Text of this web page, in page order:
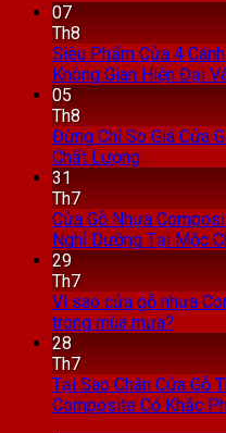
07
Th8
Siêu Phẩm Cửa 4
Không Gian Hiện Đại
05
Th8
Đừng Chỉ So Giá Cửa
Chất Lượng
31
Th7
Cửa Gỗ Nhựa
Nghỉ Dưỡng Tại Mộc
29
Th7
Vì sao cửa gỗ nhựa
trong mùa mưa?
28
Th7
Tại Sao Chân Cửa Gỗ
Composite Có Khắc